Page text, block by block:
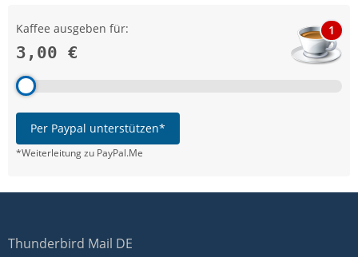
Kaffee ausgeben für:
3,00 €
1
Per Paypal unterstützen*
*Weiterleitung zu PayPal.Me
Thunderbird Mail DE